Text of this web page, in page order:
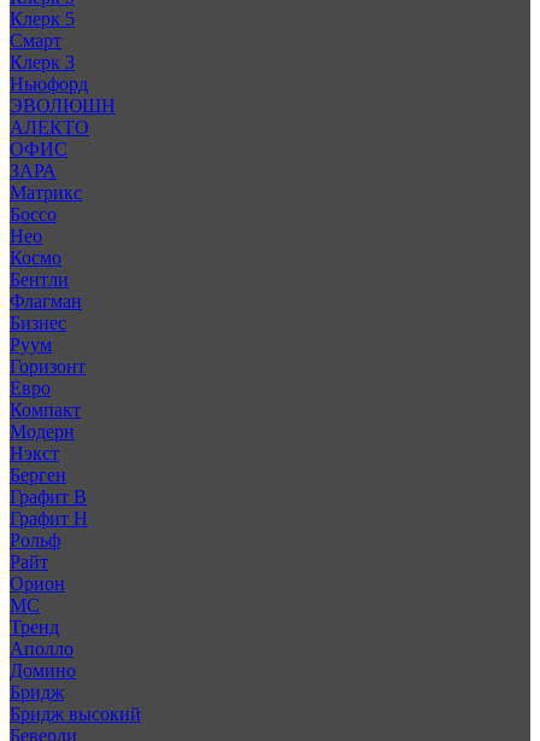
Клерк 5
Смарт
Клерк 3
Ньюфорд
ЭВОЛЮШН
АЛЕКТО
ОФИС
ЗАРА
Матрикс
Боссо
Нео
Космо
Бентли
Флагман
Бизнес
Руум
Горизонт
Евро
Компакт
Модерн
Нэкст
Берген
Графит В
Графит Н
Рольф
Райт
Орион
МС
Тренд
Аполло
Домино
Бридж
Бридж высокий
Беверли